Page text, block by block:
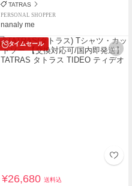
TATRAS
PERSONAL SHOPPER
nanaly me
タイムセール
¥26,680送料込